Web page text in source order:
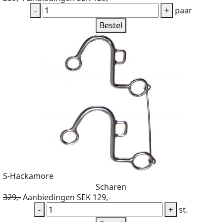
-
+
paar
Bestel
S-Hackamore
Scharen
329,-Aanbiedingen SEK 129,-
-
+ st.